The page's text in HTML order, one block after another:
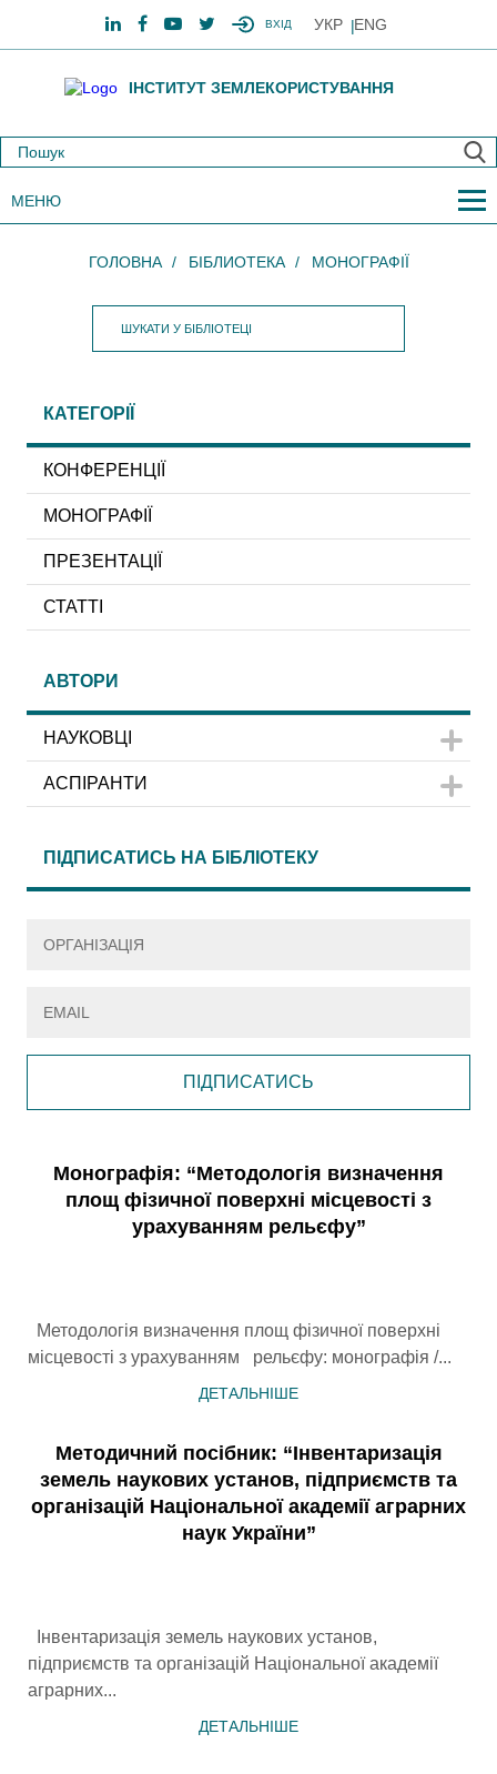
ВХІД УКР ENG
ІНСТИТУТ ЗЕМЛЕКОРИСТУВАННЯ
МЕНЮ
ГОЛОВНА БІБЛИОТЕКА МОНОГРАФІЇ
КАТЕГОРІЇ
КОНФЕРЕНЦІЇ
МОНОГРАФІЇ
ПРЕЗЕНТАЦІЇ
СТАТТІ
АВТОРИ
НАУКОВЦІ
АСПІРАНТИ
ПІДПИСАТИСЬ НА БІБЛІОТЕКУ
ПІДПИСАТИСЬ
Монографія: “Методологія визначення
площ фізичної поверхні місцевості з
урахуванням рельєфу”
Методологія визначення площ фізичної поверхні
місцевості з урахуванням рельєфу: монографія /...
ДЕТАЛЬНІШЕ
Методичний посібник: “Інвентаризація
земель наукових установ, підприємств та
організацій Національної академії аграрних
наук України”
Інвентаризація земель наукових установ,
підприємств та організацій Національної академії
аграрних...
ДЕТАЛЬНІШЕ